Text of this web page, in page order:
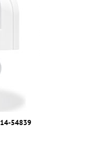
14-54839